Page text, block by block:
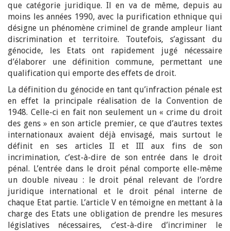
que catégorie juridique. Il en va de même, depuis au
moins les années 1990, avec la purification ethnique qui
désigne un phénomène criminel de grande ampleur liant
discrimination et territoire. Toutefois, s’agissant du
génocide, les Etats ont rapidement jugé nécessaire
d’élaborer une définition commune, permettant une
qualification qui emporte des effets de droit.
La définition du génocide en tant qu’infraction pénale est
en effet la principale réalisation de la Convention de
1948. Celle-ci en fait non seulement un « crime du droit
des gens » en son article premier, ce que d’autres textes
internationaux avaient déjà envisagé, mais surtout le
définit en ses articles II et III aux fins de son
incrimination, c’est-à-dire de son entrée dans le droit
pénal. L’entrée dans le droit pénal comporte elle-même
un double niveau : le droit pénal relevant de l’ordre
juridique international et le droit pénal interne de
chaque Etat partie. L’article V en témoigne en mettant à la
charge des Etats une obligation de prendre les mesures
législatives nécessaires, c’est-à-dire d’incriminer le